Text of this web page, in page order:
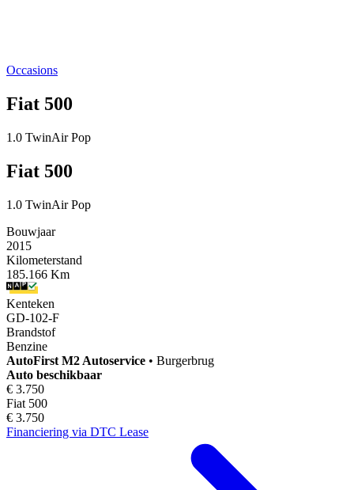
Occasions
Fiat 500
1.0 TwinAir Pop
Fiat 500
1.0 TwinAir Pop
Bouwjaar
2015
Kilometerstand
185.166 Km
Kenteken
GD-102-F
Brandstof
Benzine
AutoFirst M2 Autoservice • Burgerbrug
Auto beschikbaar
€ 3.750
Fiat 500
€ 3.750
Financiering via DTC Lease